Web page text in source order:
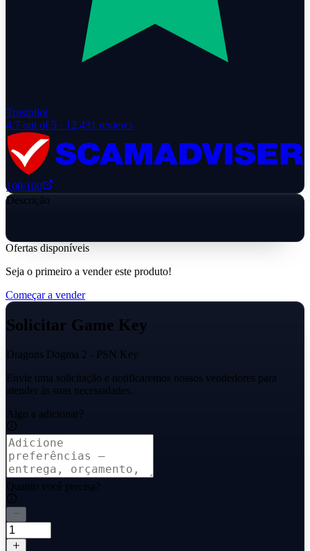
Trustpilot
4.7 out of 5 · 12,431 reviews
100/100
Descrição
Ofertas disponíveis
Seja o primeiro a vender este produto!
Começar a vender
Solicitar Game Key
Dragons Dogma 2 - PSN Key
Envie uma solicitação e notificaremos nossos vendedores para
atender às suas necessidades.
Algo a adicionar?
Quanto você precisa?